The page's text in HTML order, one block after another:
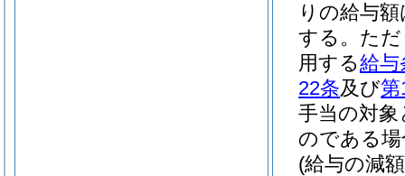
りの給与
する。 た
用する給与
22条及び第
手当の対
のである
(給与の減